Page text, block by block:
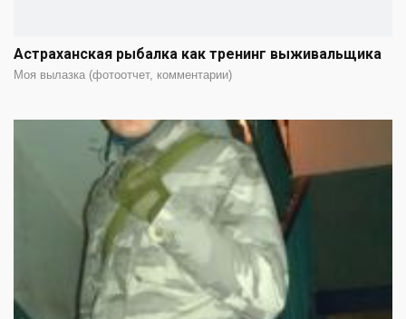
Астраханская рыбалка как тренинг выживальщика
Моя вылазка (фотоотчет, комментарии)